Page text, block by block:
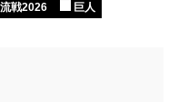
戦2026 巨人